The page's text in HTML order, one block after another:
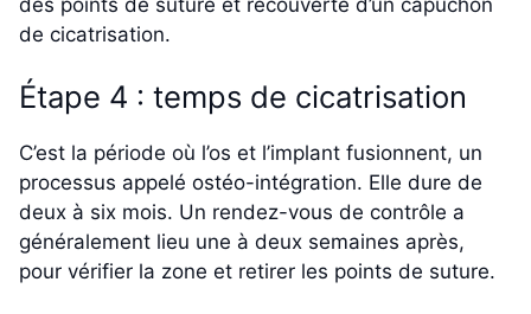
de cicatrisation.
Étape 4 : temps de cicatrisation
C’est la période où l’os et l’implant fusionnent, un
processus appelé ostéo-intégration. Elle dure de
deux à six mois. Un rendez-vous de contrôle a
généralement lieu une à deux semaines après,
pour vérifier la zone et retirer les points de suture.